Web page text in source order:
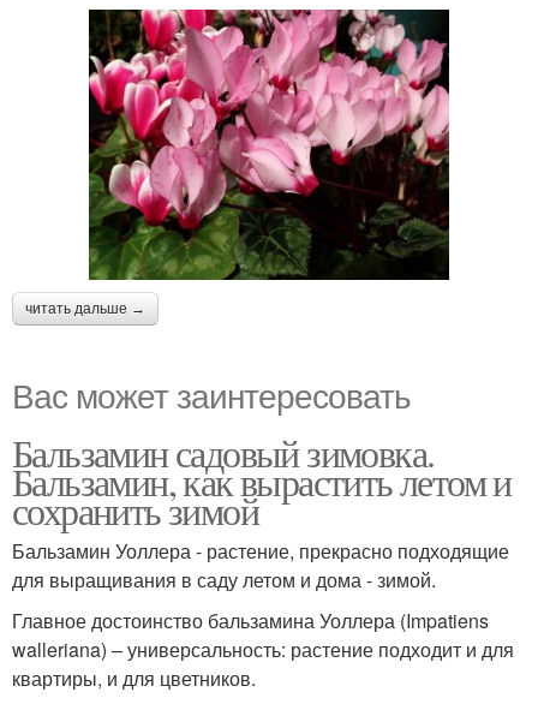
читать дальше →
Вас может заинтересовать
Бальзамин садовый зимовка.
Бальзамин, как вырастить летом и
сохранить зимой
Бальзамин Уоллера - растение, прекрасно подходящие
для выращивания в саду летом и дома - зимой.
Главное достоинство бальзамина Уоллера (Impatiens
walleriana) – универсальность: растение подходит и для
квартиры, и для цветников.